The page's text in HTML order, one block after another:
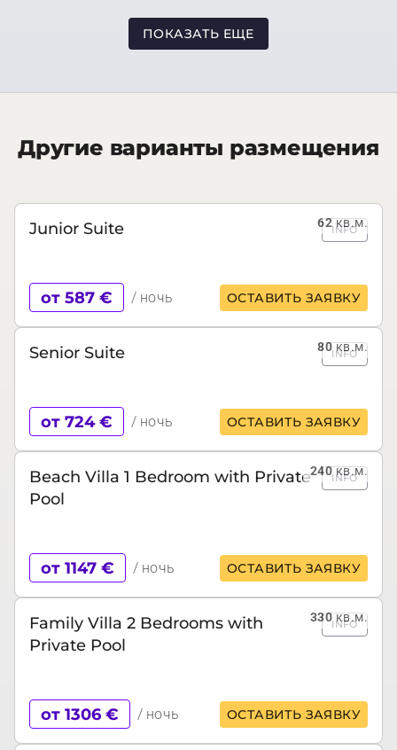
ПОКАЗАТЬ ЕЩЕ
Другие варианты размещения
62кв.м.
Junior Suite INFO
от 587 € / ночь ОСТАВИТЬ ЗАЯВКУ
80кв.м.
Senior Suite INFO
от 724 € / ночь ОСТАВИТЬ ЗАЯВКУ
240кв.м.
Beach Villa 1 Bedroom with Private
Pool
INFO
от 1147 € / ночь ОСТАВИТЬ ЗАЯВКУ
330кв.м.
Family Villa 2 Bedrooms with
Private Pool
INFO
от 1306 € / ночь ОСТАВИТЬ ЗАЯВКУ